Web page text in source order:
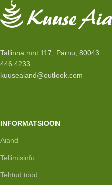
Tallinna mnt 117, Pärnu, 80043
446 4233
kuuseaiand@outlook.com
INFORMATSIOON
Aiand
Tellimisinfo
Tehtud tööd